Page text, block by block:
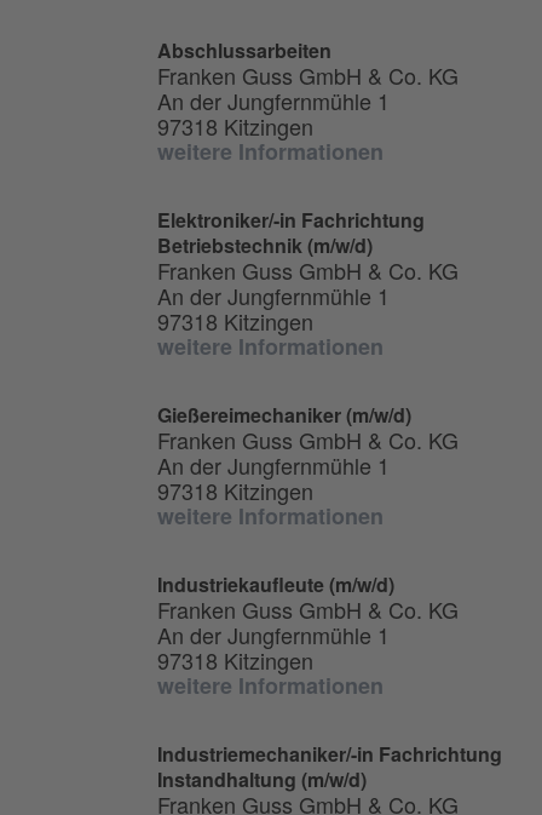
Abschlussarbeiten
Franken Guss GmbH & Co. KG
An der Jungfernmühle 1
97318 Kitzingen
weitere Informationen
Elektroniker/-in Fachrichtung
Betriebstechnik (m/w/d)
Franken Guss GmbH & Co. KG
An der Jungfernmühle 1
97318 Kitzingen
weitere Informationen
Gießereimechaniker (m/w/d)
Franken Guss GmbH & Co. KG
An der Jungfernmühle 1
97318 Kitzingen
weitere Informationen
Industriekaufleute (m/w/d)
Franken Guss GmbH & Co. KG
An der Jungfernmühle 1
97318 Kitzingen
weitere Informationen
Industriemechaniker/-in Fachrichtung
Instandhaltung (m/w/d)
Franken Guss GmbH & Co. KG